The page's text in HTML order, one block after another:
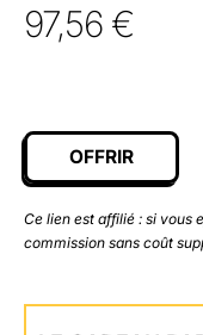
97,56 €
OFFRIR
Ce lien est affilié : si vous
commission sans coût